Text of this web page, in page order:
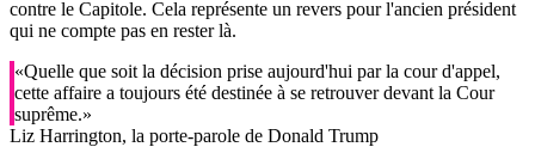
contre le Capitole. Cela représente un revers pour l'ancien président
qui ne compte pas en rester là.
«Quelle que soit la décision prise aujourd'hui par la cour d'appel,
cette affaire a toujours été destinée à se retrouver devant la Cour
suprême.»
Liz Harrington, la porte-parole de Donald Trump